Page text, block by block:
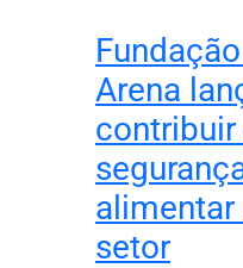
Arena
setor